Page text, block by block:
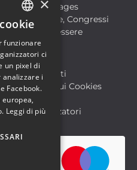
Food & Beverages
Meeting, Fiere, Congressi
Salute & Benessere
Archivio Eventi
Informativa sui Cookies
Help
FAQ Organizzatori
ITALIAN
ENGLISH
×
funzionare
ci
un pixel di
analizzare i
Facebook.
Leggi di più